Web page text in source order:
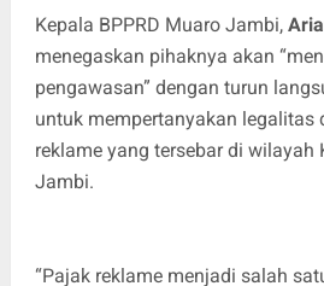
Kepala BPPRD Muaro Jambi,
menegaskan pihaknya akan
pengawasan” dengan turun
untuk mempertanyakan legalitas
reklame yang tersebar di wilayah
Jambi.
“Pajak reklame menjadi salah